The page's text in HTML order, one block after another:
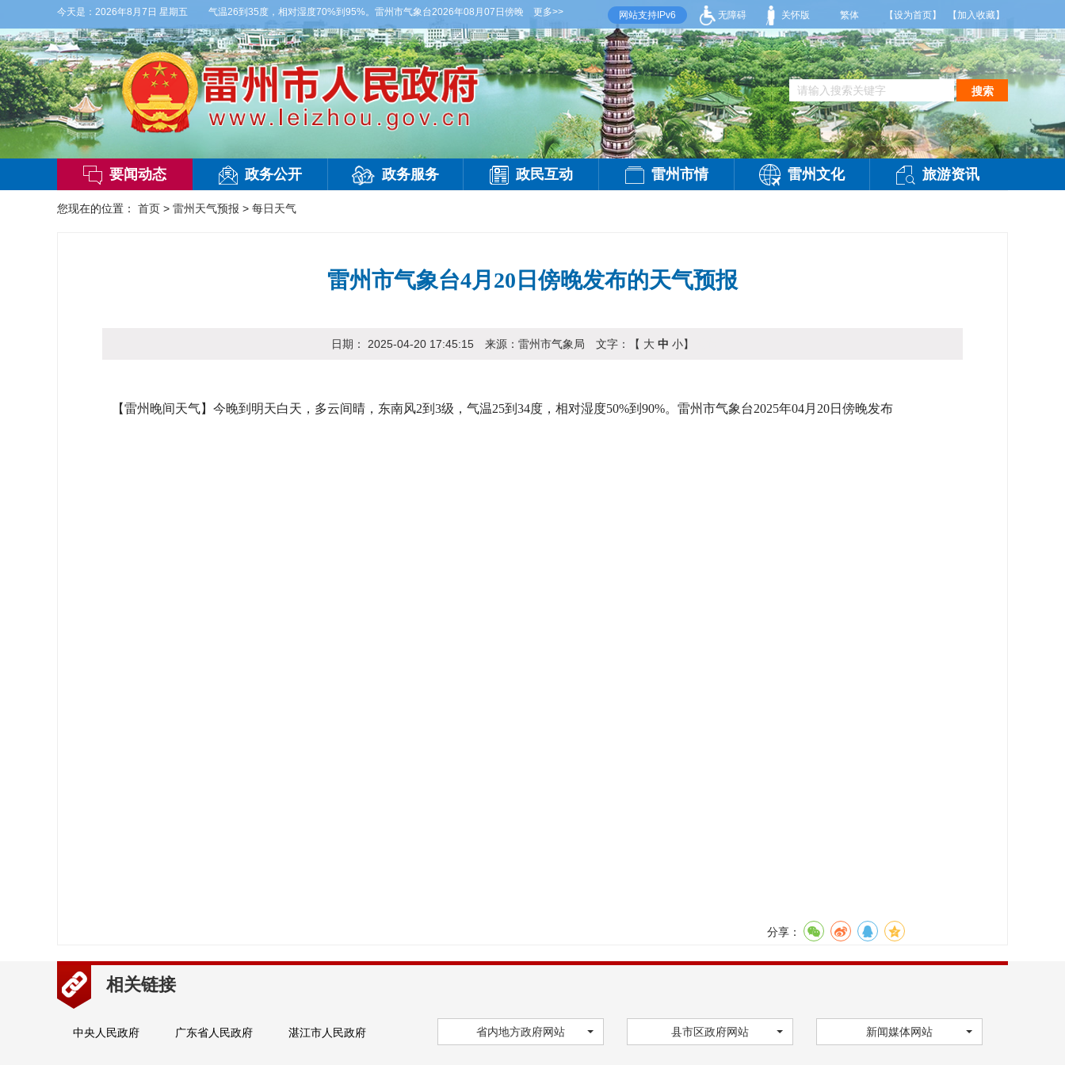
今天是： 2026年8月7日 星期五
天白天，多云，局部有雷阵雨，偏西风2-3级，气温26到35度，相对湿度70%到95%。雷州市气象台2026年08月07日傍晚发布【雷州晚间天气】今晚到明天白天，多云，局部有雷阵雨，偏西风2-3级，气温26到35度，相对湿度70%到95%。雷州市气象
更多>> 网站支持IPv6 无障碍 关怀版 繁体 【设为首页】 【加入收藏】
搜索
要闻动态 政务公开 政务服务 政民互动 雷州市情 雷州文化 旅游资讯
您现在的位置： 首页 > 雷州天气预报 > 每日天气
雷州市气象台4月20日傍晚发布的天气预报
日期： 2025-04-20 17:45:15 来源： 雷州市气象局 文字：【 大 中 小】
【雷州晚间天气】今晚到明天白天，多云间晴，东南风2到3级，气温25到34度，相对湿度50%到90%。雷州市气象台2025年04月20日傍晚发布
分享：
相关链接
中央人民政府 广东省人民政府 湛江市人民政府 省内地方政府网站 县市区政府网站 新闻媒体网站